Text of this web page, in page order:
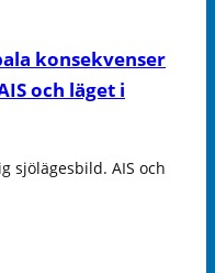
konsekvenser
och läget i
sjölägesbild. AIS och